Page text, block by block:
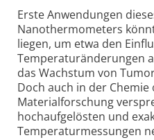
Erste Anwendungen
Nanothermometers
liegen, um etwa den
Temperaturänderungen
das Wachstum von
Doch auch in der
Materialforschung
hochaufgelösten und
Temperaturmessungen